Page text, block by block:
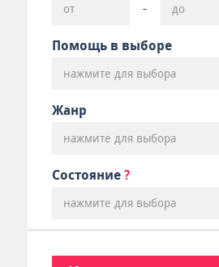
-
Помощь в выборе
нажмите для выбора
Жанр
нажмите для выбора
Состояние ?
нажмите для выбора